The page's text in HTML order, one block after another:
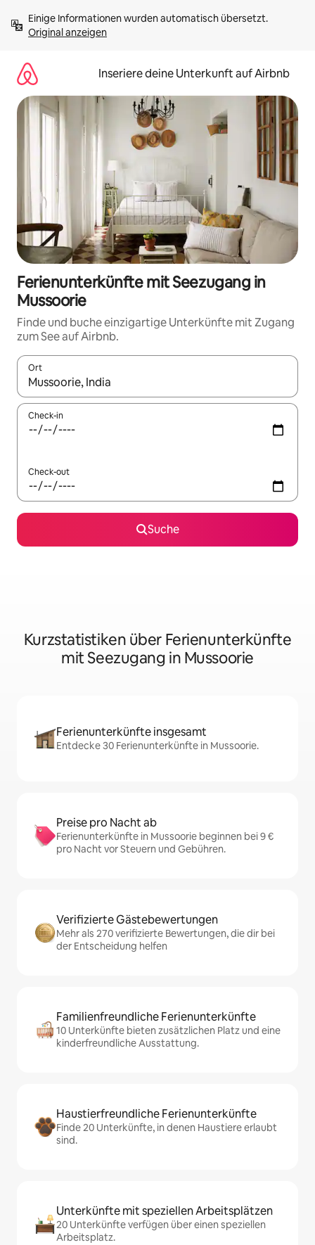
Inhalten
springenOriginal anzeigen
Inseriere deine Unterkunft auf Airbnb
Ferienunterkünfte mit Seezugang in
Mussoorie
Finde und buche einzigartige Unterkünfte mit Zugang
zum See auf Airbnb.
Ort
Wenn Ergebnisse verfügbar sind, navigiere mit den
Check-in
Check-out
Suche
Kurzstatistiken über Ferienunterkünfte
mit Seezugang in Mussoorie
Ferienunterkünfte insgesamt
Entdecke 30 Ferienunterkünfte in Mussoorie.
Preise pro Nacht ab
Ferienunterkünfte in Mussoorie beginnen bei 9 €
pro Nacht vor Steuern und Gebühren.
Verifizierte Gästebewertungen
Mehr als 270 verifizierte Bewertungen, die dir bei
der Entscheidung helfen
Familienfreundliche Ferienunterkünfte
10 Unterkünfte bieten zusätzlichen Platz und eine
kinderfreundliche Ausstattung.
Haustierfreundliche Ferienunterkünfte
Finde 20 Unterkünfte, in denen Haustiere erlaubt
sind.
Unterkünfte mit speziellen Arbeitsplätzen
20 Unterkünfte verfügen über einen speziellen
Arbeitsplatz.